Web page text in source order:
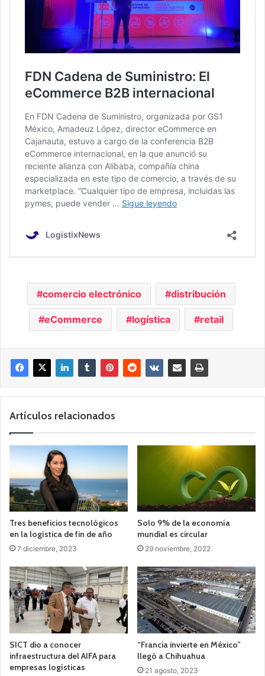
comercio electrónico distribución
eCommerce logística retail
Artículos relacionados
Tres beneficios tecnológicos
en la logística de fin de año
7 diciembre, 2023
Solo 9% de la economía
mundial es circular
29 noviembre, 2022
SICT dio a conocer
infraestructura del AIFA para
empresas logísticas
“Francia invierte en México”
llegó a Chihuahua
21 agosto, 2023